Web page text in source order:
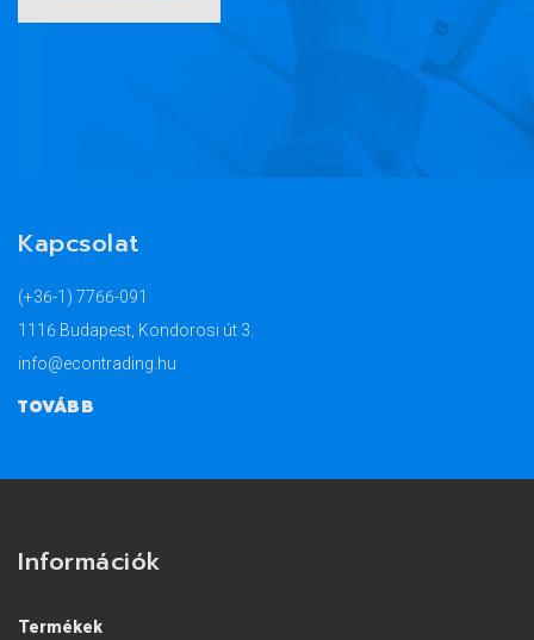
Kapcsolat
(+36-1) 7766-091
1116 Budapest, Kondorosi út 3.
info@econtrading.hu
TOVÁBB
Információk
Termékek